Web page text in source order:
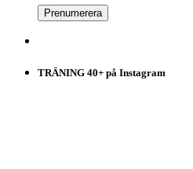
TRÄNING 40+ på Instagram